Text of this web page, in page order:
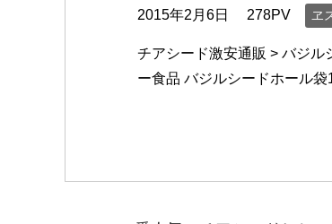
2015年2月6日 278PV ヱ
チアシード激安通販 > バジ
ー食品 バジルシードホール袋